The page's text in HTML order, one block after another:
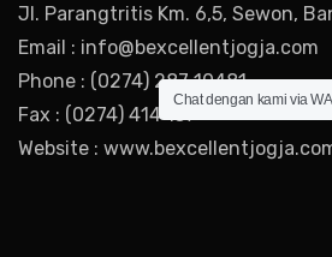
Jl. Parangtritis Km. 6,5, Sewon,
Email : info@bexcellentjogja.com
Phone : (0274) 287 10481
Fax : (0274) 414 137
Website :
Chat dengan kami via WA